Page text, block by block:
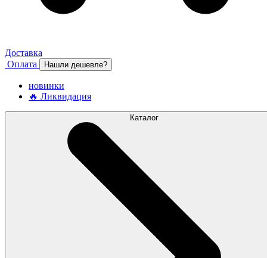
Доставка
Оплата
Нашли дешевле?
новинки
🔥 Ликвидация
Каталог